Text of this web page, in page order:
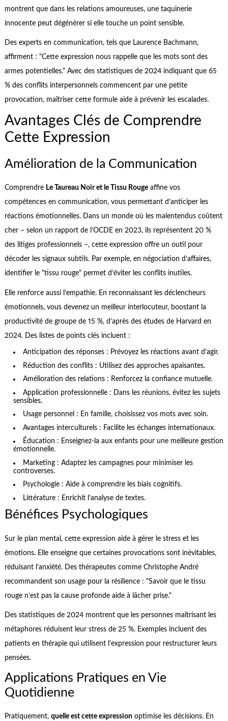
montrent que dans les relations amoureuses, une taquinerie
innocente peut dégénérer si elle touche un point sensible.
Des experts en communication, tels que Laurence Bachmann,
affirment : "Cette expression nous rappelle que les mots sont des
armes potentielles." Avec des statistiques de 2024 indiquant que 65
% des conflits interpersonnels commencent par une petite
provocation, maîtriser cette formule aide à prévenir les escalades.
Avantages Clés de Comprendre
Cette Expression
Amélioration de la Communication
Comprendre Le Taureau Noir et le Tissu Rougeaffine vos
compétences en communication, vous permettant d’anticiper les
réactions émotionnelles. Dans un monde où les malentendus coûtent
cher – selon un rapport de l’OCDE en 2023, ils représentent 20 %
des litiges professionnels –, cette expression offre un outil pour
décoder les signaux subtils. Par exemple, en négociation d’affaires,
identifier le "tissu rouge" permet d’éviter les conflits inutiles.
Elle renforce aussi l’empathie. En reconnaissant les déclencheurs
émotionnels, vous devenez un meilleur interlocuteur, boostant la
productivité de groupe de 15 %, d’après des études de Harvard en
2024. Des listes de points clés incluent :
Anticipation des réponses : Prévoyez les réactions avant d’agir.
Réduction des conflits : Utilisez des approches apaisantes.
Amélioration des relations : Renforcez la confiance mutuelle.
Application professionnelle : Dans les réunions, évitez les sujets
sensibles.
Usage personnel : En famille, choisissez vos mots avec soin.
Avantages interculturels : Facilite les échanges internationaux.
Éducation : Enseignez-la aux enfants pour une meilleure gestion
émotionnelle.
Marketing : Adaptez les campagnes pour minimiser les
controverses.
Psychologie : Aide à comprendre les biais cognitifs.
Littérature : Enrichit l’analyse de textes.
Bénéfices Psychologiques
Sur le plan mental, cette expression aide à gérer le stress et les
émotions. Elle enseigne que certaines provocations sont inévitables,
réduisant l’anxiété. Des thérapeutes comme Christophe André
recommandent son usage pour la résilience : "Savoir que le tissu
rouge n’est pas la cause profonde aide à lâcher prise."
Des statistiques de 2024 montrent que les personnes maîtrisant les
métaphores réduisent leur stress de 25 %. Exemples incluent des
patients en thérapie qui utilisent l’expression pour restructurer leurs
pensées.
Applications Pratiques en Vie
Quotidienne
Pratiquement, quelle est cette expressionoptimise les décisions. En